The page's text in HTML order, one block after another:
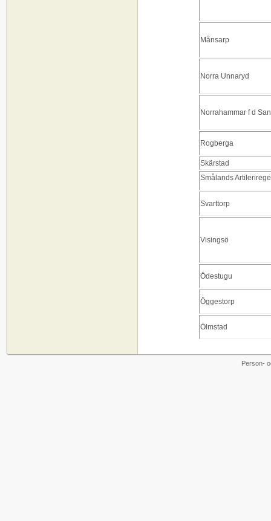
Månsarp
Norra Unnaryd
Norrahammar f d
Rogberga
Skärstad
Smålands
Svarttorp
Visingsö
Ödestugu
Öggestorp
Ölmstad
Person-